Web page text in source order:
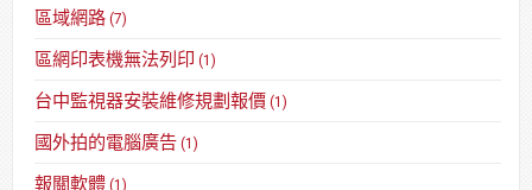
區域網路 (7)
區網印表機無法列印 (1)
台中監視器安裝維修規劃報價 (1)
國外拍的電腦廣告 (1)
報關軟體 (1)